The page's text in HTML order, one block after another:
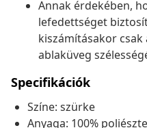
Annak érdekében,
lefedettséget
kiszámításakor csak
ablaküveg
Specifikációk
Színe: szürke
Anyaga: 100%